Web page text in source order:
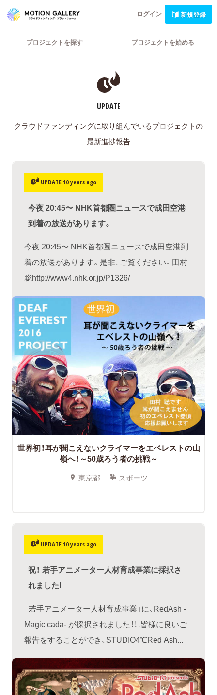
ログイン 新規登録
プロジェクトを探す プロジェクトを始める
UPDATE
クラウドファンディングに取り組んでいるプロジェクトの
最新進捗報告
UPDATE 10 years ago
​今夜 20:45〜 NHK首都圏ニュースで成田空港
到着の放送があります。
今夜 20:45〜 NHK首都圏ニュースで成田空港到
着の放送があります。是非、ご覧ください。田村
聡http://www4.nhk.or.jp/P1326/
世界初！耳が聞こえないクライマーをエベレストの山
嶺へ！～50歳ろう者の挑戦～
東京都 スポーツ
UPDATE 10 years ago
祝！ 若手アニメーター人材育成事業に採択さ
れました!
「若手アニメーター人材育成事業」に、RedAsh -
Magicicada- が採択されました！！！皆様に良いご
報告をすることができ、STUDIO4℃Red Ash...